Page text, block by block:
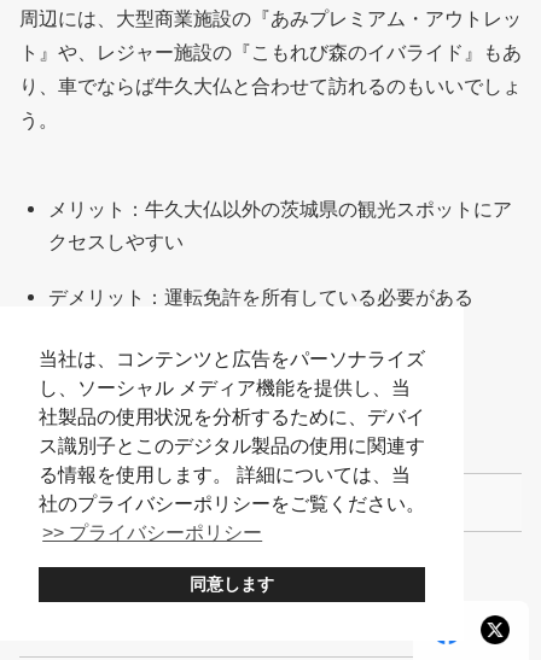
当社は、コンテンツと広告をパーソナライズ
し、ソーシャル メディア機能を提供し、当
社製品の使用状況を分析するために、デバイ
ス識別子とこのデジタル製品の使用に関連す
る情報を使用します。 詳細については、当
社のプライバシーポリシーをご覧ください。
>> プライバシーポリシー
同意します
周辺には、大型商業施設の『あみプレミアム・アウトレッ
ト』や、レジャー施設の『こもれび森のイバライド』もあ
り、車でならば牛久大仏と合わせて訪れるのもいいでしょ
う。
メリット：牛久大仏以外の茨城県の観光スポットにア
クセスしやすい
デメリット：運転免許を所有している必要がある
牛久大仏の施設情報
施設名